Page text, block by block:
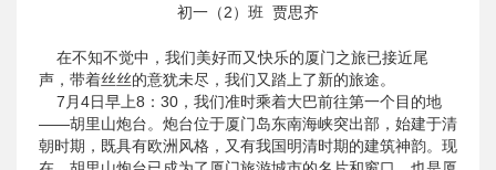
初一（2）班 贾思齐
在不知不觉中，我们美好而又快乐的厦门之旅已接近尾
声，带着丝丝的意犹未尽，我们又踏上了新的旅途。
7月4日早上8：30，我们准时乘着大巴前往第一个目的地
——胡里山炮台。炮台位于厦门岛东南海峡突出部，始建于清
朝时期，既具有欧洲风格，又有我国明清时期的建筑神韵。现